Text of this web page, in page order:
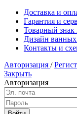
Доставка и
Гарантия и
Товарный знак
Дизайн
Контакты и
Авторизация /
Закрыть
Авторизация